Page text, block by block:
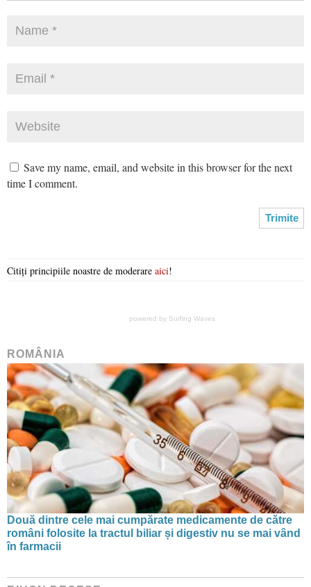
Save my name, email, and website in this browser for the next
time I comment.
Citiți principiile noastre de moderare aici!
powered by Surfing Waves
ROMÂNIA
Două dintre cele mai cumpărate medicamente de către
români folosite la tractul biliar și digestiv nu se mai vând
în farmacii